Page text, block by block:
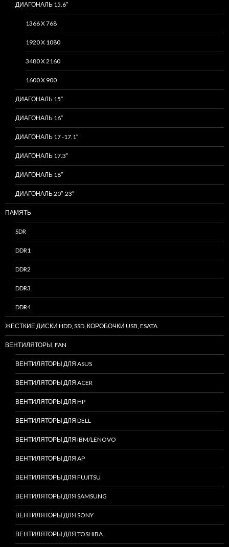
ДИАГОНАЛЬ 15.6″
1366 X 768
1920 X 1080
3480 X 2160
1600 X 900
ДИАГОНАЛЬ 15″
ДИАГОНАЛЬ 16″
ДИАГОНАЛЬ 17 -17.1″
ДИАГОНАЛЬ 17.3″
ДИАГОНАЛЬ 18″
ДИАГОНАЛЬ 20″-23″
ПАМЯТЬ
SDR
DDR1
DDR2
DDR3
DDR4
ЖЕСТКИЕ ДИСКИ HDD, SSD, КОРОБОЧКИ USB, ESATA
ВЕНТИЛЯТОРЫ, FAN
ВЕНТИЛЯТОРЫ ДЛЯ ASUS
ВЕНТИЛЯТОРЫ ДЛЯ ACER
ВЕНТИЛЯТОРЫ ДЛЯ HP
ВЕНТИЛЯТОРЫ ДЛЯ DELL
ВЕНТИЛЯТОРЫ ДЛЯ IBM/LENOVO
ВЕНТИЛЯТОРЫ ДЛЯ AP
ВЕНТИЛЯТОРЫ ДЛЯ FUJITSU
ВЕНТИЛЯТОРЫ ДЛЯ SAMSUNG
ВЕНТИЛЯТОРЫ ДЛЯ SONY
ВЕНТИЛЯТОРЫ ДЛЯ TOSHIBA